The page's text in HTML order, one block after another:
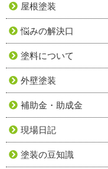
屋根塗装
悩みの解決口
塗料について
外壁塗装
補助金・助成金
現場日記
塗装の豆知識